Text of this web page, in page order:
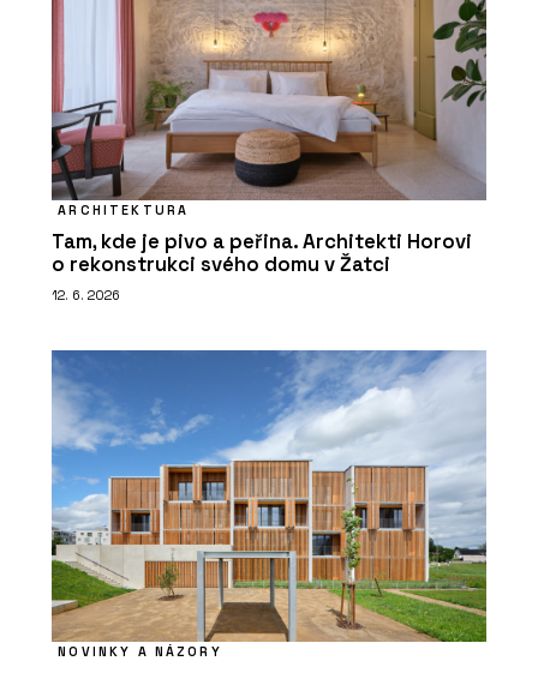
ARCHITEKTURA
Tam, kde je pivo a peřina. Architekti Horovi
o rekonstrukci svého domu v Žatci
12. 6. 2026
NOVINKY A NÁZORY